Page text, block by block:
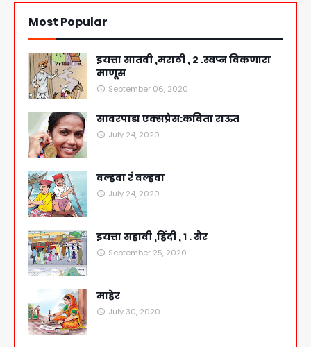
Most Popular
इयत्ता सातवी ,मराठी , २ .स्वप्न विकणारा
माणूस
September 06, 2020
सावरपाडा एक्सप्रेस:कविता राऊत
July 24, 2020
वल्हवा रं वल्हवा
July 24, 2020
इयत्ता सहावी ,हिंदी , १ . सैर
September 25, 2020
माहेर
July 30, 2020